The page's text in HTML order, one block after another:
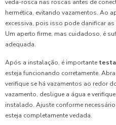
veda-rosca nas roscas antes de
hermética, evitando vazamentos. Ao
excessiva, pois isso pode danificar
Um aperto firme, mas cuidadoso, é
adequada.
Após a instalação, é importante
esteja funcionando corretamente.
verifique se há vazamentos ao redor
vazamento, desligue a água e
instalado. Ajuste conforme
esteja completamente vedada.